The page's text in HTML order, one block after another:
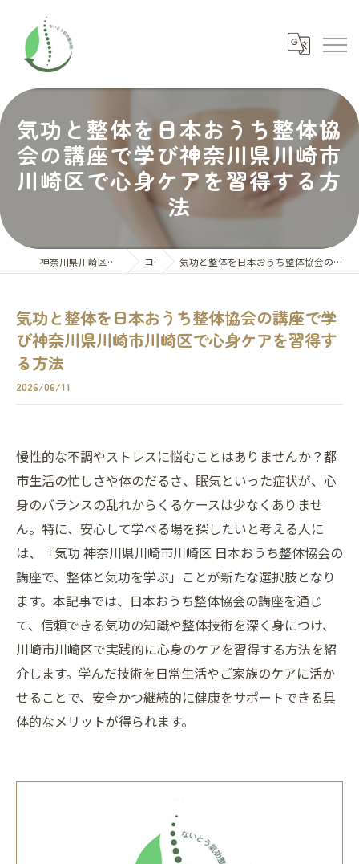
気功と整体を日本おうち整体協
会の講座で学び神奈川県川崎市
川崎区で心身ケアを習得する方
法
神奈川県川崎区の整体ならないとう氣功整体院 コラム 気功と整体を日本おうち整体協会の講座で学び神奈川県川崎市川崎区で心身ケアを習得する方法
気功と整体を日本おうち整体協会の講座で学
び神奈川県川崎市川崎区で心身ケアを習得す
る方法
2026/06/11
慢性的な不調やストレスに悩むことはありませんか？都
市生活の忙しさや体のだるさ、眠気といった症状が、心
身のバランスの乱れからくるケースは少なくありませ
ん。特に、安心して学べる場を探したいと考える人に
は、「気功 神奈川県川崎市川崎区 日本おうち整体協会の
講座で、整体と気功を学ぶ」ことが新たな選択肢となり
ます。本記事では、日本おうち整体協会の講座を通じ
て、信頼できる気功の知識や整体技術を深く身につけ、
川崎市川崎区で実践的に心身のケアを習得する方法を紹
介します。学んだ技術を日常生活やご家族のケアに活か
せることで、安全かつ継続的に健康をサポートできる具
体的なメリットが得られます。